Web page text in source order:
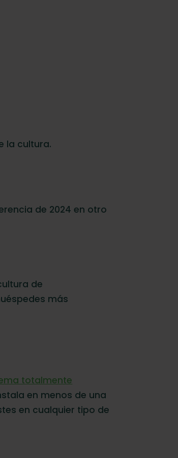
la cultura.
de 2024 en otro
de
más
totalmente
en menos de una
en cualquier tipo de